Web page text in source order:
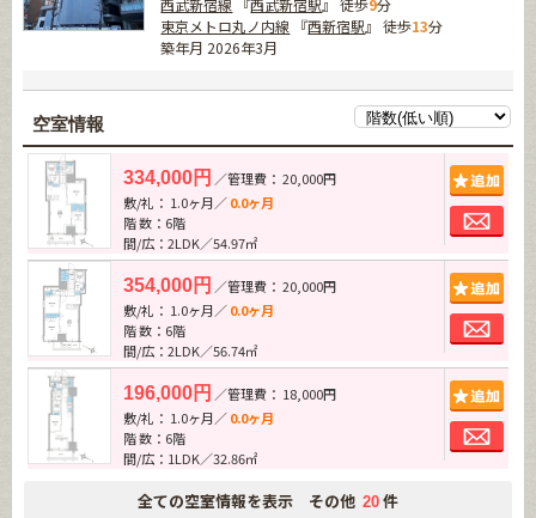
西武新宿線 『西武新宿駅』 徒歩9分
東京メトロ丸ノ内線 『西新宿駅』 徒歩13分
築年月 2026年3月
空室情報
334,000円 ／管理費： 20,000円
敷/礼： 1.0ヶ月／0.0ヶ月
階 数：6階
間/広：2LDK／54.97㎡
354,000円 ／管理費： 20,000円
敷/礼： 1.0ヶ月／0.0ヶ月
階 数：6階
間/広：2LDK／56.74㎡
196,000円 ／管理費： 18,000円
敷/礼： 1.0ヶ月／0.0ヶ月
階 数：6階
間/広：1LDK／32.86㎡
全ての空室情報を表示 その他 20 件